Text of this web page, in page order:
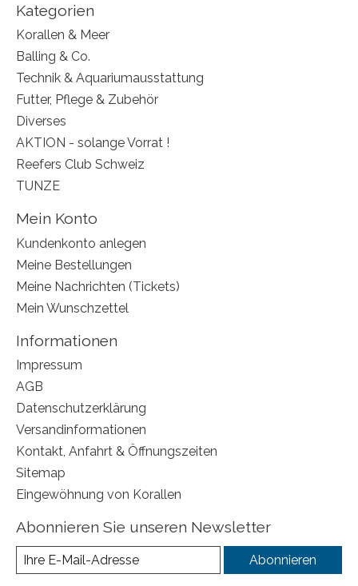
Kategorien
Korallen & Meer
Balling & Co.
Technik & Aquariumausstattung
Futter, Pflege & Zubehör
Diverses
AKTION - solange Vorrat !
Reefers Club Schweiz
TUNZE
Mein Konto
Kundenkonto anlegen
Meine Bestellungen
Meine Nachrichten (Tickets)
Mein Wunschzettel
Informationen
Impressum
AGB
Datenschutzerklärung
Versandinformationen
Kontakt, Anfahrt & Öffnungszeiten
Sitemap
Eingewöhnung von Korallen
Abonnieren Sie unseren Newsletter
Abonnieren